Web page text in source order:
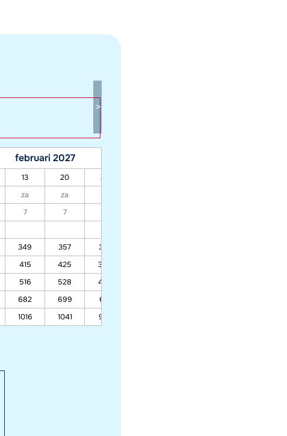
februari 2027
13 20 27
za za za
7 7
349 357 316
415 425 376
516 528 467
682 699 617
1016 1041 919